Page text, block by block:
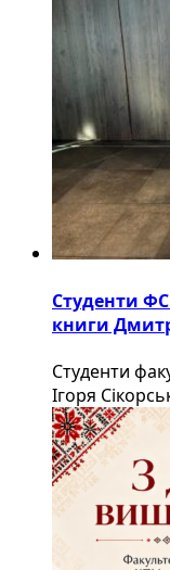
Студенти
книги
Студенти
Ігоря